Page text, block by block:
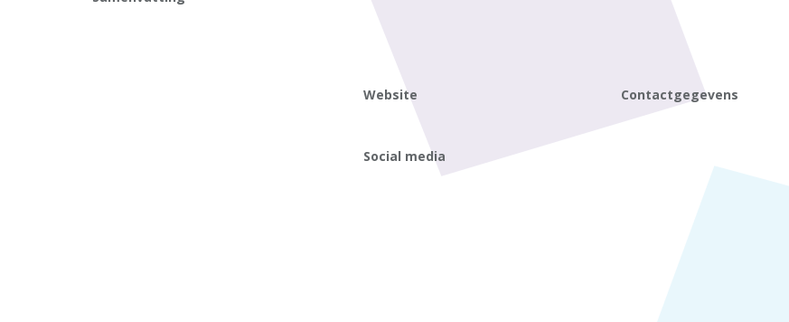
Website
Social media
Contactgegevens